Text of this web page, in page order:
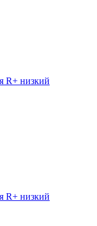
R+ низкий
R+ низкий